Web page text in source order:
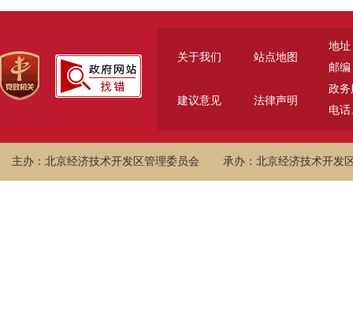
关于我们 站点地图
建议意见 法律声明
地址
邮编
政务
电话
主办：北京经济技术开发区管理委员会 承办：北京经济技术开发